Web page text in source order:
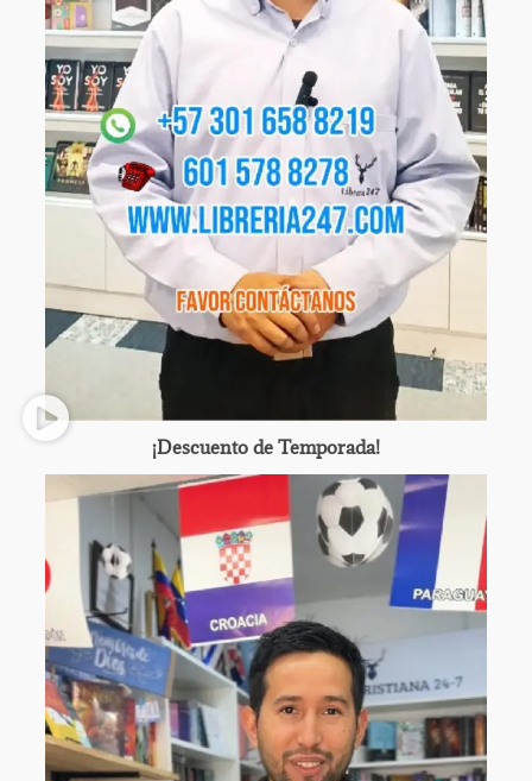
¡Descuento de Temporada!